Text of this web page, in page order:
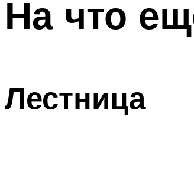
На что
Лестница